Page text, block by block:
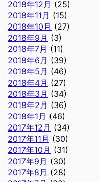
2018年12月 (25)
2018年11月 (15)
2018年10月 (27)
2018年9月 (3)
2018年7月 (11)
2018年6月 (39)
2018年5月 (46)
2018年4月 (27)
2018年3月 (34)
2018年2月 (36)
2018年1月 (46)
2017年12月 (34)
2017年11月 (30)
2017年10月 (31)
2017年9月 (30)
2017年8月 (28)